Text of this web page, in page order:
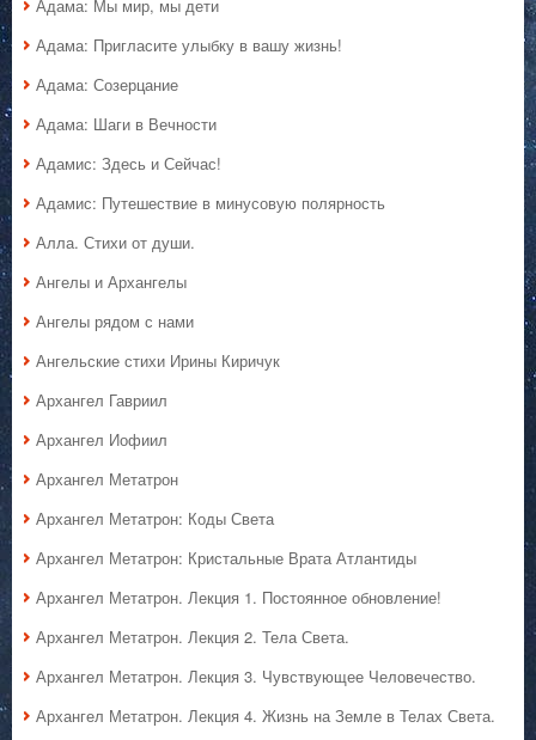
Адама: Мы мир, мы дети
Адама: Пригласите улыбку в вашу жизнь!
Адама: Созерцание
Адама: Шаги в Вечности
Адамис: Здесь и Сейчас!
Адамис: Путешествие в минусовую полярность
Алла. Стихи от души.
Ангелы и Архангелы
Ангелы рядом с нами
Ангельские стихи Ирины Киричук
Архангел Гавриил
Архангел Иофиил
Архангел Метатрон
Архангел Метатрон: Коды Света
Архангел Метатрон: Кристальные Врата Атлантиды
Архангел Метатрон. Лекция 1. Постоянное обновление!
Архангел Метатрон. Лекция 2. Тела Света.
Архангел Метатрон. Лекция 3. Чувствующее Человечество.
Архангел Метатрон. Лекция 4. Жизнь на Земле в Телах Света.